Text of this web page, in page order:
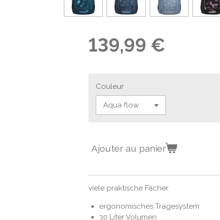
139,99 €
Couleur
Ajouter au panier
viele praktische Fächer
ergonomisches Tragesystem
30 Liter Volumen